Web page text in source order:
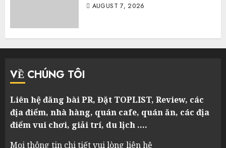
AUGUST 7, 2026
VỀ CHÚNG TÔI
Liên hệ đăng bài PR, Đặt TOPLIST, Review, các
địa điểm, nhà hàng, quán cafe, quán ăn, các địa
điểm vui chơi, giải trí, du lịch ….
Mọi thông tin chi tiết vui lòng liên hệ